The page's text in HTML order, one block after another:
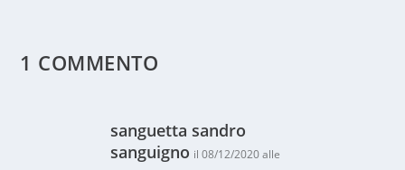
1 COMMENTO
sanguetta sandro
sanguigno il 08/12/2020 alle